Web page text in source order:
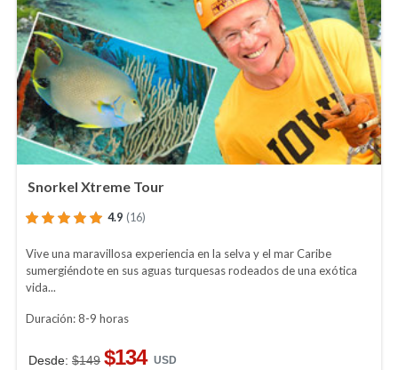
Snorkel Xtreme Tour
4.9 (16)
Vive una maravillosa experiencia en la selva y el mar Caribe
sumergiéndote en sus aguas turquesas rodeados de una exótica
vida...
Duración: 8-9 horas
Desde: $149 $134 USD